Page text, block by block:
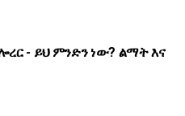
- ይህ ምንድን ነው? ልማት እና